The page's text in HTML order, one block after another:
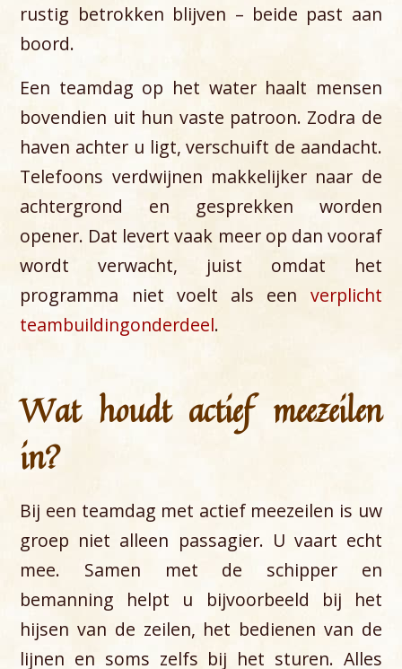
rustig betrokken blijven – beide past aan
boord.
Een teamdag op het water haalt mensen
bovendien uit hun vaste patroon. Zodra de
haven achter u ligt, verschuift de aandacht.
Telefoons verdwijnen makkelijker naar de
achtergrond en gesprekken worden
opener. Dat levert vaak meer op dan vooraf
wordt verwacht, juist omdat het
programma niet voelt als een verplicht
teambuildingonderdeel.
Wat houdt actief meezeilen
in?
Bij een teamdag met actief meezeilen is uw
groep niet alleen passagier. U vaart echt
mee. Samen met de schipper en
bemanning helpt u bijvoorbeeld bij het
hijsen van de zeilen, het bedienen van de
lijnen en soms zelfs bij het sturen. Alles